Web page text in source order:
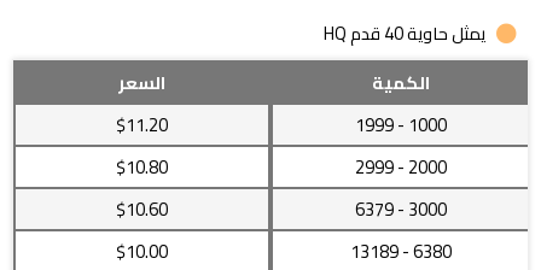
يمثل حاوية 40 قدم HQ
الكمية
السعر
1000
- 1999
$11.20
2000
- 2999
$10.80
3000
- 6379
$10.60
6380
- 13189
$10.00
أرضية
جذاب
ومصابيح
quantity